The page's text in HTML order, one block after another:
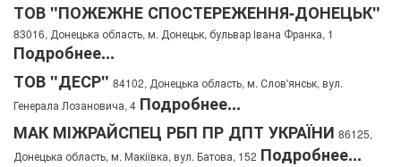
ТОВ "ПОЖЕЖНЕ СПОСТЕРЕЖЕННЯ-ДОНЕЦЬК"
83016, Донецька область, м. Донецьк, бульвар Івана Франка, 1
Подробнее...
ТОВ "ДЕСР" 84102, Донецька область, м. Слов'янськ, вул.
Генерала Лозановича, 4 Подробнее...
МАК МІЖРАЙСПЕЦ РБП ПР ДПТ УКРАЇНИ 86125,
Донецька область, м. Макіївка, вул. Батова, 152 Подробнее...